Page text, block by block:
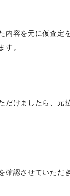
内容を元に仮査定
す。
だけましたら、元
確認させていただ